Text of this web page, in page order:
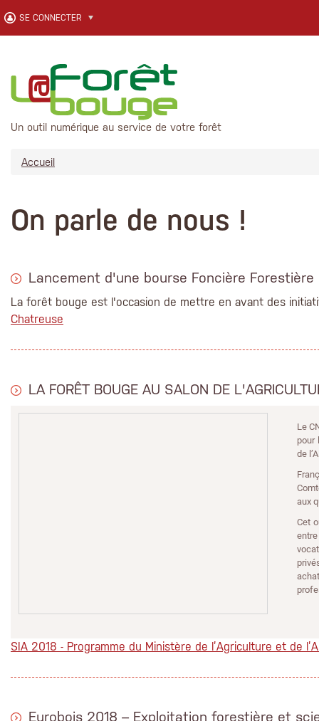
Un outil numérique au service de votre forêt
SE CONNECTER
Accueil
On parle de nous !
Lancement d'une bourse Foncière
La forêt bouge est l'occasion de mettre en avant des
Chatreuse
LA FORÊT BOUGE AU SALON DE
Le
pour
de
aux
Cet
SIA 2018 - Programme du Ministère de l’Agriculture et de
Eurobois 2018 – Exploitation forestière et